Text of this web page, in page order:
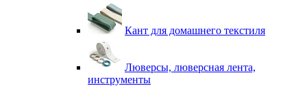
Кант для домашнего текстиля
Люверсы, люверсная лента,
инструменты